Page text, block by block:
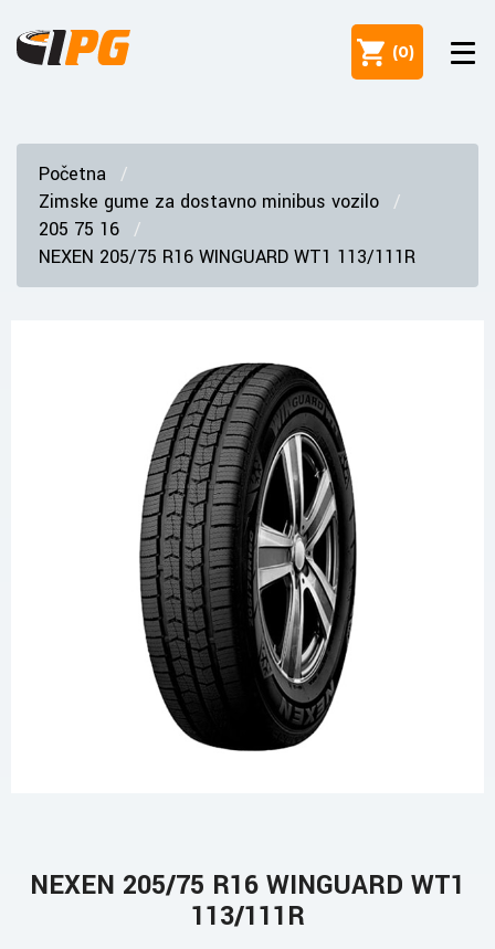
(0)
Početna
Zimske gume za dostavno minibus vozilo
205 75 16
NEXEN 205/75 R16 WINGUARD WT1 113/111R
NEXEN 205/75 R16 WINGUARD WT1
113/111R